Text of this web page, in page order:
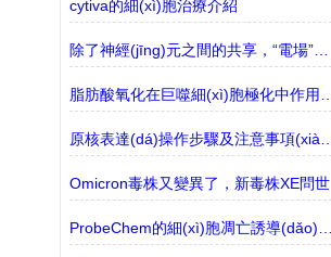
cytiva的細(xì)胞治療介紹
除了神經(jīng)元之間的共享，“電場”也影響了大腦的回路
Omicron毒株又變異了，新毒株XE問世